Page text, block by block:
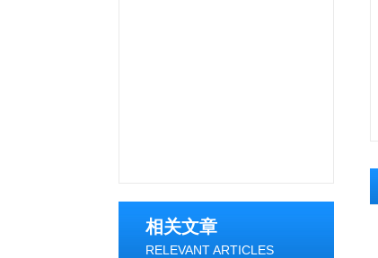
相关文章
RELEVANT ARTICLES